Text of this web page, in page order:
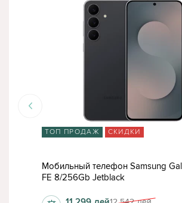
ТОП ПРОДАЖ СКИДКИ
Мобильный телефон Samsung
FE 8/256Gb Jetblack